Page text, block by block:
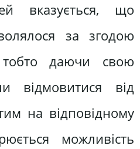
вказується, що
за згодою
тобто даючи свою
відмовитися від
на відповідному
можливість